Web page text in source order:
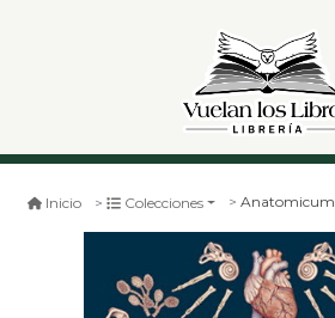
Inicio Colecciones Anatomicum